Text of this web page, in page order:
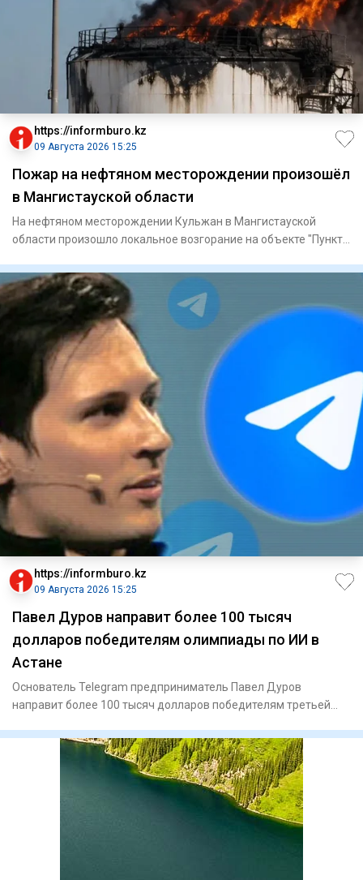
https://informburo.kz
09 Августа 2026 15:25
Пожар на нефтяном месторождении произошёл
в Мангистауской области
На нефтяном месторождении Кульжан в Мангистауской
области произошло локальное возгорание на объекте "Пункт
https://informburo.kz
09 Августа 2026 15:25
Павел Дуров направит более 100 тысяч
долларов победителям олимпиады по ИИ в
Астане
Основатель Telegram предприниматель Павел Дуров
направит более 100 тысяч долларов победителям третьей